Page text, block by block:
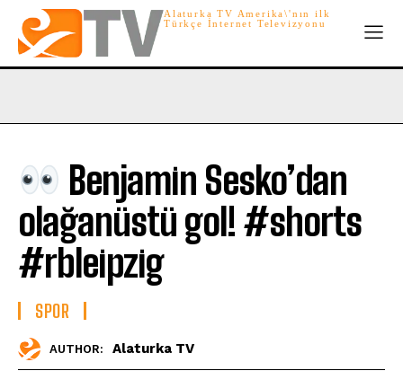
Alaturka TV Amerika\'nın ilk
Türkçe İnternet Televizyonu
Benjamin Sesko’dan
olağanüstü gol! #shorts
#rbleipzig
SPOR
AUTHOR: Alaturka TV